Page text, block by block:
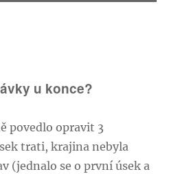
u konce?
povedlo opravit 3
trati, krajina nebyla
(jednalo se o první úsek a